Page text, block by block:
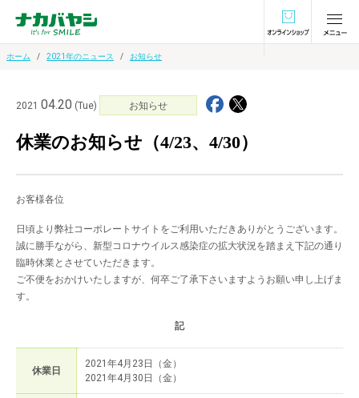
オンラインショ
ホーム 2021年のニュース お知らせ
2021 04.20 (Tue) お知らせ
休業のお知らせ（4/23、4/30）
お客様各位
日頃より弊社コーポレートサイトをご利用いただきありがとうございます。
誠に勝手ながら、新型コロナウイルス感染症の拡大状況を踏まえ下記の通り
臨時休業とさせていただきます。
ご不便をおかけいたしますが、何卒ご了承下さいますようお願い申し上げま
す。
記
休業日
2021年4月23日（金）
2021年4月30日（金）